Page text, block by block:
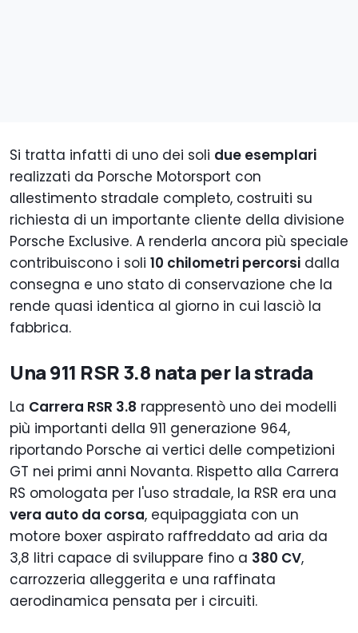
Si tratta infatti di uno dei soli due esemplari
realizzati da Porsche Motorsport con
allestimento stradale completo, costruiti su
richiesta di un importante cliente della divisione
Porsche Exclusive. A renderla ancora più speciale
contribuiscono i soli 10 chilometri percorsi dalla
consegna e uno stato di conservazione che la
rende quasi identica al giorno in cui lasciò la
fabbrica.
Una 911 RSR 3.8 nata per la strada
La Carrera RSR 3.8 rappresentò uno dei modelli
più importanti della 911 generazione 964,
riportando Porsche ai vertici delle competizioni
GT nei primi anni Novanta. Rispetto alla Carrera
RS omologata per l'uso stradale, la RSR era una
vera auto da corsa, equipaggiata con un
motore boxer aspirato raffreddato ad aria da
3,8 litri capace di sviluppare fino a 380 CV,
carrozzeria alleggerita e una raffinata
aerodinamica pensata per i circuiti.